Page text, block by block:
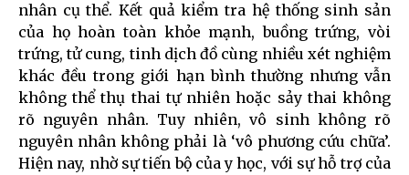
nhân cụ thể. Kết quả kiểm tra hệ thống sinh sản
của họ hoàn toàn khỏe mạnh, buồng trứng, vòi
trứng, tử cung, tinh dịch đồ cùng nhiều xét nghiệm
khác đều trong giới hạn bình thường nhưng vẫn
không thể thụ thai tự nhiên hoặc sảy thai không
rõ nguyên nhân. Tuy nhiên, vô sinh không rõ
nguyên nhân không phải là ‘vô phương cứu chữa’.
Hiện nay, nhờ sự tiến bộ của y học, với sự hỗ trợ của